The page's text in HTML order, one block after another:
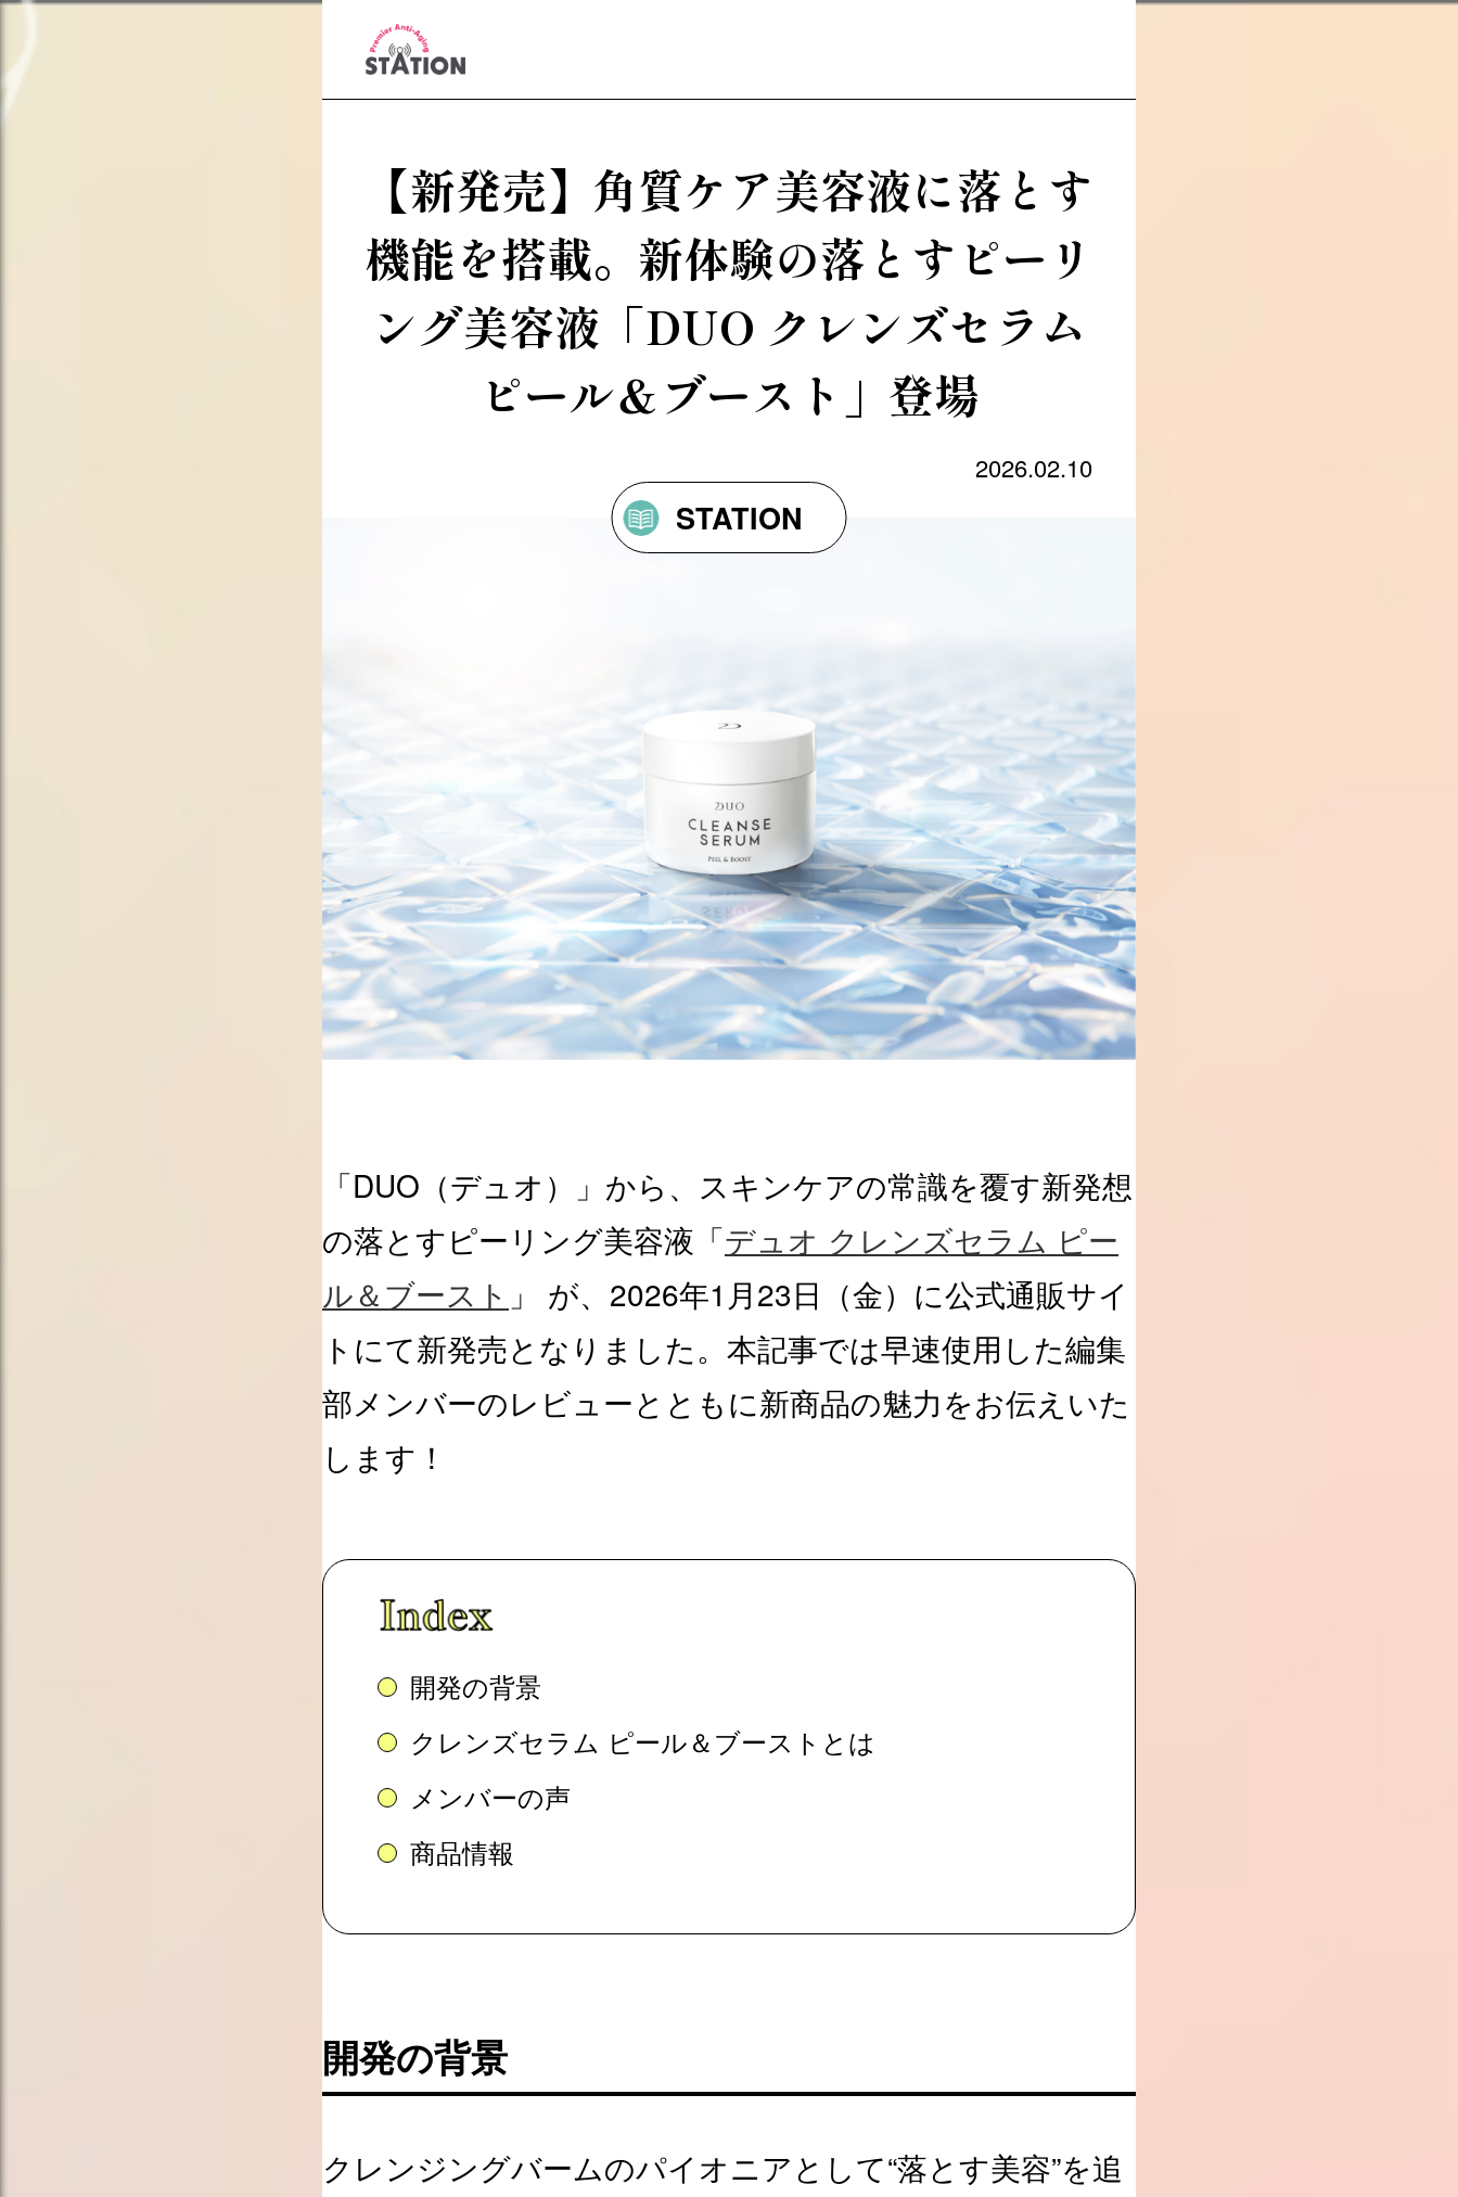
【新発売】角質ケア美容液に落とす
機能を搭載。新体験の落とすピーリ
ング美容液「DUO クレンズセラム
ピール＆ブースト」登場
2026.02.10
STATION
「DUO（デュオ）」から、スキンケアの常識を覆す新発想
の落とすピーリング美容液「デュオ クレンズセラム ピー
ル＆ブースト 」 が、2026年1月23日（金）に公式通販サイ
トにて新発売となりました。本記事では早速使用した編集
部メンバーのレビューとともに新商品の魅力をお伝えいた
します！
開発の背景
クレンズセラム ピール＆ブーストとは
メンバーの声
商品情報
開発の背景
クレンジングバームのパイオニアとして“落とす美容”を追